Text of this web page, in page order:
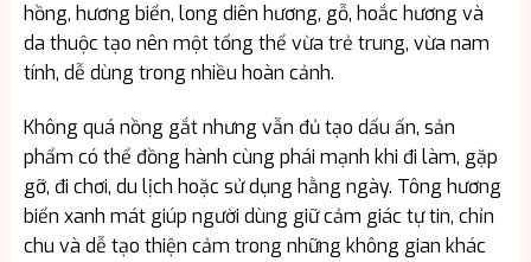
hồng, hương biển, long diên hương, gỗ, hoắc hương và
da thuộc tạo nên một tổng thể vừa trẻ trung, vừa nam
tính, dễ dùng trong nhiều hoàn cảnh.
Không quá nồng gắt nhưng vẫn đủ tạo dấu ấn, sản
phẩm có thể đồng hành cùng phái mạnh khi đi làm, gặp
gỡ, đi chơi, du lịch hoặc sử dụng hằng ngày. Tông hương
biển xanh mát giúp người dùng giữ cảm giác tự tin, chỉn
chu và dễ tạo thiện cảm trong những không gian khác